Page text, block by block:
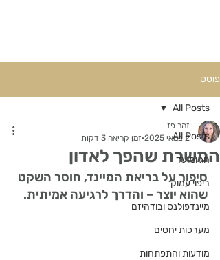
פוסט
All Posts
חג ומועד
ריפוי עמוק
מיינדפולנס ובודהיזם
מערכות יחסים
מודעות והתפתחות
All Posts
המשרת שהפך לאדון
זהר פז
2 במאי 2025
זמן קריאה 3 דקות
סיפור על בריאת המיינד, חוסר השקט
שהוא יוצר – והדרך לרגיעה אמיתית.